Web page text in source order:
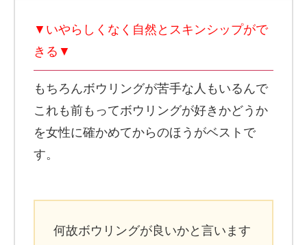
▼いやらしくなく自然とスキンシップがで
きる▼
もちろんボウリングが苦手な人もいるんで
これも前もってボウリングが好きかどうか
を女性に確かめてからのほうがベストで
す。
何故ボウリングが良いかと言います